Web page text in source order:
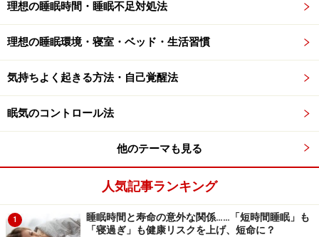
かなる損害についても、当社、各ガイド、その他当社と契約した
情報提供者は一切の責任を負いかねます。
免責事項
1/2
理想の睡眠時間・睡眠不足対処法
理想の睡眠環境・寝室・ベッド・生活習慣
気持ちよく起きる方法・自己覚醒法
眠気のコントロール法
他のテーマも見る
人気記事ランキング
1
睡眠時間と寿命の意外な関係……「短時間睡眠」も
「寝過ぎ」も健康リスクを上げ、短命に？